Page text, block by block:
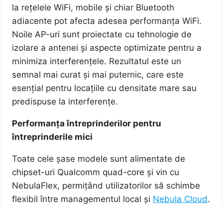
la rețelele WiFi, mobile și chiar Bluetooth
adiacente pot afecta adesea performanța WiFi.
Noile AP-uri sunt proiectate cu tehnologie de
izolare a antenei și aspecte optimizate pentru a
minimiza interferențele. Rezultatul este un
semnal mai curat și mai puternic, care este
esențial pentru locațiile cu densitate mare sau
predispuse la interferențe.
Performanța întreprinderilor pentru
întreprinderile mici
Toate cele șase modele sunt alimentate de
chipset-uri Qualcomm quad-core și vin cu
NebulaFlex, permițând utilizatorilor să schimbe
flexibil între managementul local și Nebula Cloud.